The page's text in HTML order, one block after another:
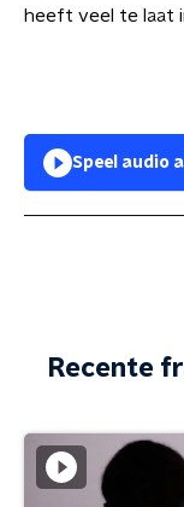
heeft veel te laat
Speel audio
Recente